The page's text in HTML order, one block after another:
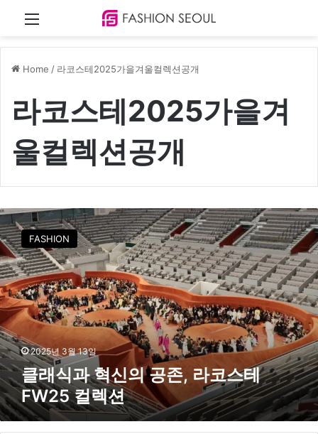
Home / 라코스테2025가을겨울컬렉션공개
라코스테2025가을겨
울컬렉션공개
클
래
식
과
혁
신
의
공
존
,
라
코
FASHION
2025년 3월 13일
클래식과 혁신의 공존, 라코스테
FW25 컬렉션